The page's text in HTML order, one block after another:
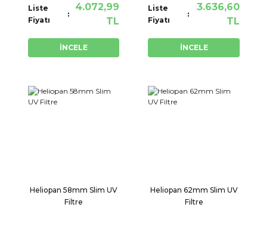
Liste
Fiyatı
4.072,99
TL
İNCELE
Liste
Fiyatı
3.636,60
TL
İNCELE
Heliopan 58mm Slim UV
Filtre
Heliopan 62mm Slim UV
Filtre